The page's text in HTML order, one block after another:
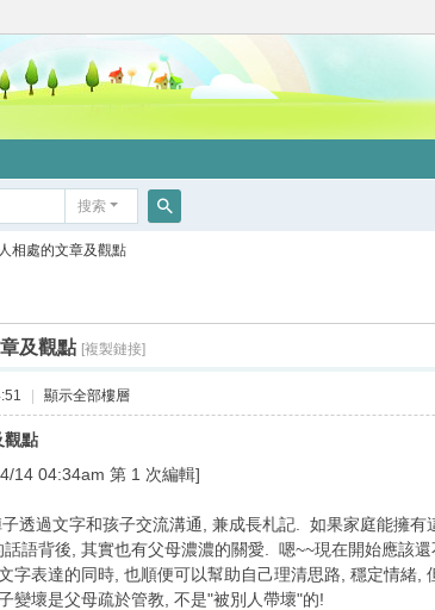
搜索
相處的文章及觀點
及觀點 [複製鏈接]
| 顯示全部樓層
觀點
14 04:34am 第 1 次編輯]
透過文字和孩子交流溝通, 兼成長札記. 如果家庭能擁
語背後, 其實也有父母濃濃的關愛. 嗯~~現在開始應該
字表達的同時, 也順便可以幫助自己理清思路, 穩定情緒
變壞是父母疏於管教, 不是"被別人帶壞"的!